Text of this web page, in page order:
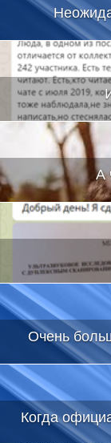
А
Очень
Когда